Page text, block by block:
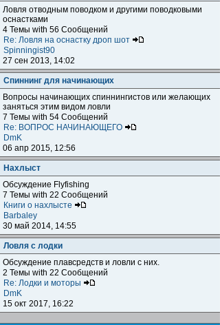
Ловля отводным поводком и другими поводковыми
оснастками
4 Темы with 56 Сообщений
Re: Ловля на оснастку дроп шот
Spinningist90
27 сен 2013, 14:02
Спиннинг для начинающих
Вопросы начинающих спиннингистов или желающих
заняться этим видом ловли
7 Темы with 54 Сообщений
Re: ВОПРОС НАЧИНАЮЩЕГО
DmK
06 апр 2015, 12:56
Нахлыст
Обсуждение Flyfishing
7 Темы with 22 Сообщений
Книги о нахлысте
Barbaley
30 май 2014, 14:55
Ловля с лодки
Обсуждение плавсредств и ловли с них.
2 Темы with 22 Сообщений
Re: Лодки и моторы
DmK
15 окт 2017, 16:22